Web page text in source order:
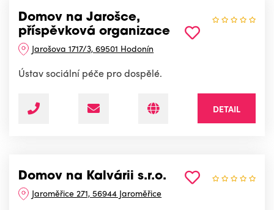
Domov na Jarošce,
příspěvková organizace
Jarošova 1717/3, 69501 Hodonín
Ústav sociální péče pro dospělé.
DETAIL
Domov na Kalvárii s.r.o.
Jaroměřice 271, 56944 Jaroměřice